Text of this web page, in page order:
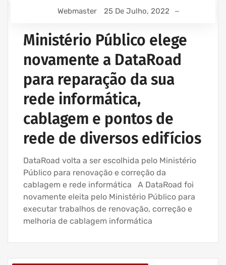
Webmaster 25 De Julho, 2022
Ministério Público elege
novamente a DataRoad
para reparação da sua
rede informática,
cablagem e pontos de
rede de diversos edifícios
DataRoad volta a ser escolhida pelo Ministério
Público para renovação e correção da
cablagem e rede informática A DataRoad foi
novamente eleita pelo Ministério Público para
executar trabalhos de renovação, correção e
melhoria de cablagem informática